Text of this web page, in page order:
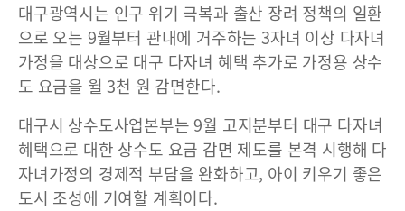
대구광역시는 인구 위기 극복과 출산 장려 정책의 일환
으로 오는 9월부터 관내에 거주하는 3자녀 이상 다자녀
가정을 대상으로 대구 다자녀 혜택 추가로 가정용 상수
도 요금을 월 3천 원 감면한다.
대구시 상수도사업본부는 9월 고지분부터 대구 다자녀
혜택으로 대한 상수도 요금 감면 제도를 본격 시행해 다
자녀가정의 경제적 부담을 완화하고, 아이 키우기 좋은
도시 조성에 기여할 계획이다.